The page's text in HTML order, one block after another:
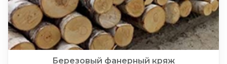
Березовый фанерный кряж